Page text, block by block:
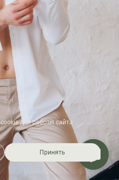
для работы сайта
Принять